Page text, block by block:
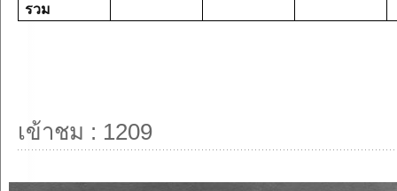
รวม
เข้าชม : 1209